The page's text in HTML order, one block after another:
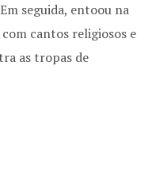
Em seguida, entoou na
cantos religiosos e
as tropas de